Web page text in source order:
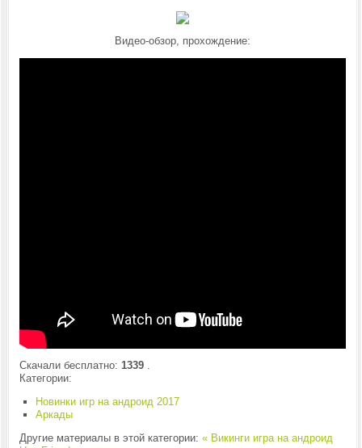
Видео-обзор, прохождение:
Скачали бесплатно: 1339.
Категории:
Новинки игр на андроид 2017
Аркады
Другие материалы в этой категории: « Викинги игра на андроид